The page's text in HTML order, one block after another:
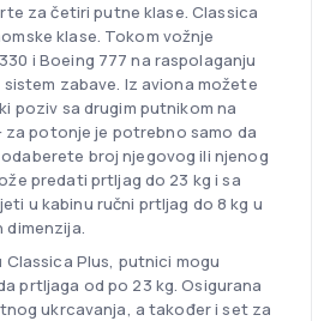
za četiri putne klase. Classica
klase. Tokom vožnje
i Boeing 777 na raspolaganju
sistem zabave. Iz aviona možete
poziv sa drugim putnikom na
za potonje je potrebno samo da
broj njegovog ili njenog
predati prtljag do 23 kg i sa
u kabinu ručni prtljag do 8 kg u
dimenzija.
Classica Plus, putnici mogu
prtljaga od po 23 kg. Osigurana
ukrcavanja, a također i set za